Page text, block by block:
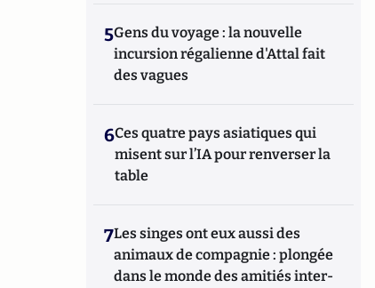
5Gens du voyage : la nouvelle
incursion régalienne d'Attal fait
des vagues
6Ces quatre pays asiatiques qui
misent sur l’IA pour renverser la
table
7Les singes ont eux aussi des
animaux de compagnie : plongée
dans le monde des amitiés inter-